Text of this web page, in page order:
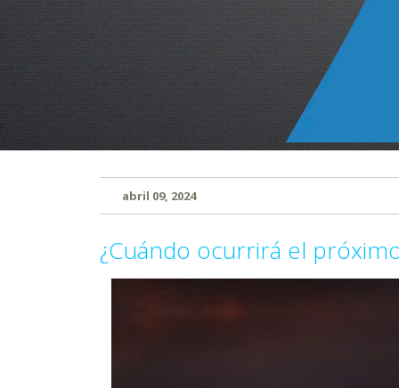
abril 09, 2024
¿Cuándo ocurrirá el